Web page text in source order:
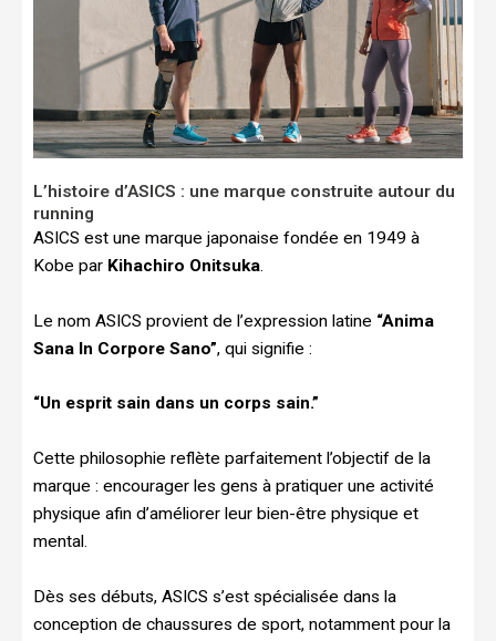
L’histoire d’ASICS : une marque construite autour du
running
ASICS est une marque japonaise fondée en 1949 à
Kobe par Kihachiro Onitsuka
Le nom ASICS provient de l’expression latine “Anima
Sana In Corpore Sano”, qui signifie :
“Un esprit sain dans un corps sain.”
Cette philosophie reflète parfaitement l’objectif de la
marque : encourager les gens à pratiquer une activité
physique afin d’améliorer leur bien-être physique et
mental.
Dès ses débuts, ASICS s’est spécialisée dans la
conception de chaussures de sport, notamment pour la